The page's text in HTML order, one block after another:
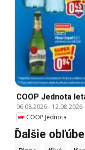
COOP Jednota
06.08.2026- 12.08.2026
COOP Jednota
Ďalšie